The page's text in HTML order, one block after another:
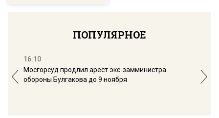
ПОПУЛЯРНОЕ
16:10
Мосгорсуд продлил арест экс-замминистра
обороны Булгакова до 9 ноября